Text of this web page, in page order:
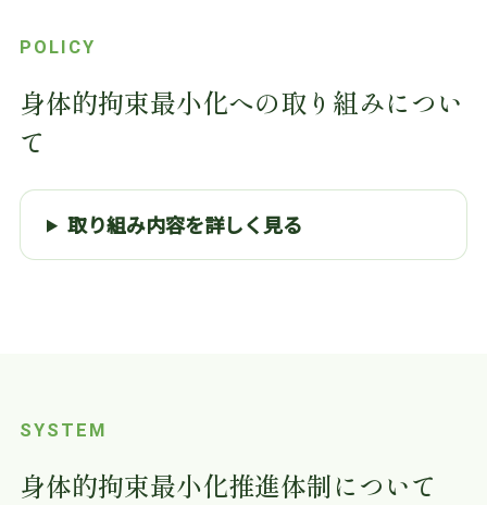
POLICY
身体的拘束最小化への取り組みについ
て
取り組み内容を詳しく見る
SYSTEM
身体的拘束最小化推進体制について